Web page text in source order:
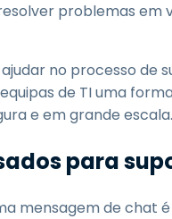
problemas
no processo de
de TI uma
e em grande escala.
para
mensagem de chat